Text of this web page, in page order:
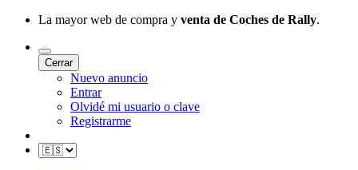
La mayor web de compra y venta de Coches de Rally.
Cerrar
Nuevo anuncio
Entrar
Olvidé mi usuario o clave
Registrarme